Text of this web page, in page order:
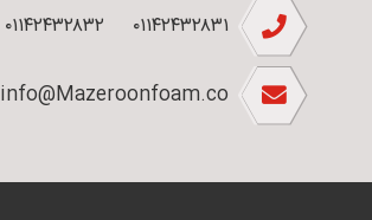
۰۱۱۴۲۴۳۲۸۳۱ ۰۱۱۴۲۴۳۲۸۳۲
info@Mazeroonfoam.co